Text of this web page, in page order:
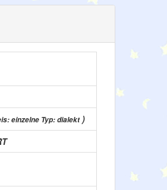
einzelne Typ: dialekt)